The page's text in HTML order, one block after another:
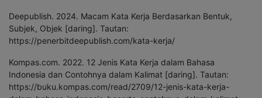
Deepublish. 2024. Macam Kata Kerja Berdasarkan Bentuk,
Subjek, Objek [daring]. Tautan:
https://penerbitdeepublish.com/kata-kerja/
Kompas.com. 2022. 12 Jenis Kata Kerja dalam Bahasa
Indonesia dan Contohnya dalam Kalimat [daring]. Tautan:
https://buku.kompas.com/read/2709/12-jenis-kata-kerja-